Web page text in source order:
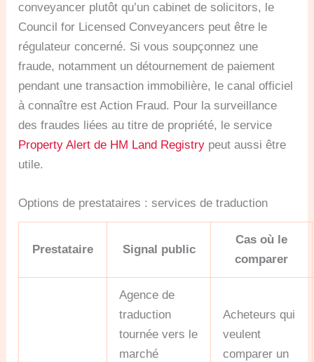
conveyancer plutôt qu’un cabinet de solicitors, le
Council for Licensed Conveyancers peut être le
régulateur concerné. Si vous soupçonnez une
fraude, notamment un détournement de paiement
pendant une transaction immobilière, le canal officiel
à connaître est Action Fraud. Pour la surveillance
des fraudes liées au titre de propriété, le service
Property Alert de HM Land Registry peut aussi être
utile.
Options de prestataires : services de traduction
Prestataire Signal public
Cas où le
comparer
Agence de
traduction
tournée vers le
marché
Acheteurs qui
veulent
comparer un